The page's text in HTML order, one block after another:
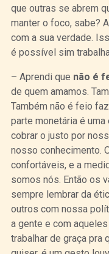
que outras se abrem
manter o foco, sabe?
com a sua verdade.
é possível sim
– Aprendi que não é
de quem amamos.
Também não é feio
parte monetária é
cobrar o justo por
nosso conhecimento.
confortáveis, e a
somos nós. Então os
sempre lembrar da
outros com nossa
a gente e com
trabalhar de graça pra